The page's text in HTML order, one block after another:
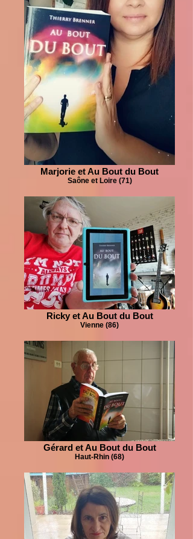
Marjorie et Au Bout du Bout
Saône et Loire (71)
Ricky et Au Bout du Bout
Vienne (86)
Gérard et Au Bout du Bout
Haut-Rhin (68)